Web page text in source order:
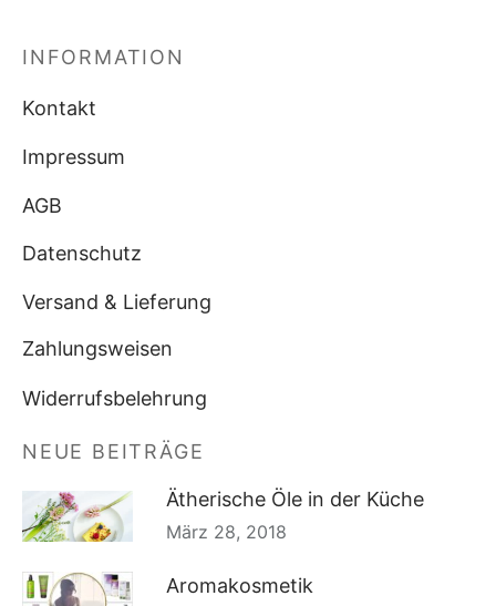
INFORMATION
Kontakt
Impressum
AGB
Datenschutz
Versand & Lieferung
Zahlungsweisen
Widerrufsbelehrung
NEUE BEITRÄGE
Ätherische Öle in der Küche
März 28, 2018
Aromakosmetik